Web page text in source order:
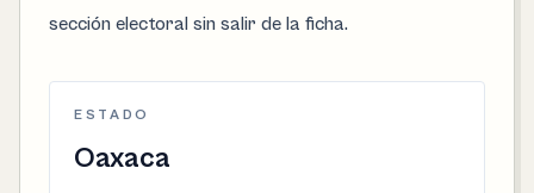
sección electoral sin salir de la ficha.
ESTADO
Oaxaca